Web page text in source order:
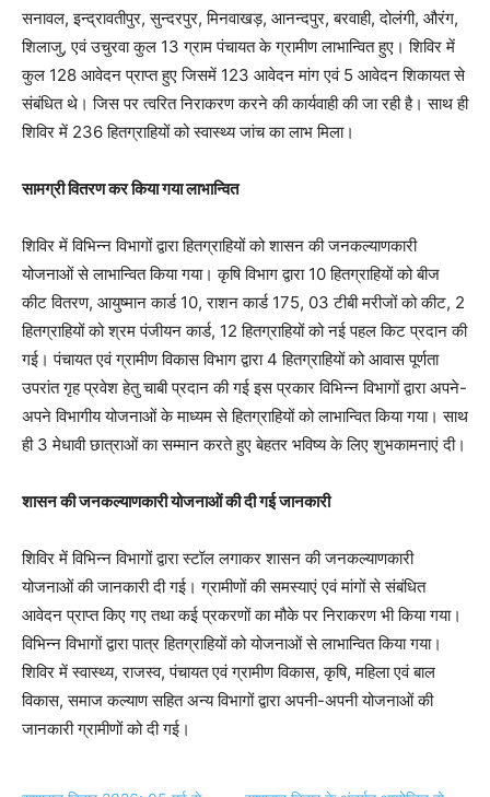
सनावल, इन्द्रावतीपुर, सुन्दरपुर, मिनवाखड़, आनन्दपुर, बरवाही, दोलंगी, औरंग,
शिलाजु, एवं उचुरवा कुल 13 ग्राम पंचायत के ग्रामीण लाभान्वित हुए। शिविर में
कुल 128 आवेदन प्राप्त हुए जिसमें 123 आवेदन मांग एवं 5 आवेदन शिकायत से
संबंधित थे। जिस पर त्वरित निराकरण करने की कार्यवाही की जा रही है। साथ ही
शिविर में 236 हितग्राहियों को स्वास्थ्य जांच का लाभ मिला।
सामग्री वितरण कर किया गया लाभान्वित
शिविर में विभिन्न विभागों द्वारा हितग्राहियों को शासन की जनकल्याणकारी
योजनाओं से लाभान्वित किया गया। कृषि विभाग द्वारा 10 हितग्राहियों को बीज
कीट वितरण, आयुष्मान कार्ड 10, राशन कार्ड 175, 03 टीबी मरीजों को कीट, 2
हितग्राहियों को श्रम पंजीयन कार्ड, 12 हितग्राहियों को नई पहल किट प्रदान की
गई। पंचायत एवं ग्रामीण विकास विभाग द्वारा 4 हितग्राहियों को आवास पूर्णता
उपरांत गृह प्रवेश हेतु चाबी प्रदान की गई इस प्रकार विभिन्न विभागों द्वारा अपने-
अपने विभागीय योजनाओं के माध्यम से हितग्राहियों को लाभान्वित किया गया। साथ
ही 3 मेधावी छात्राओं का सम्मान करते हुए बेहतर भविष्य के लिए शुभकामनाएं दी।
शासन की जनकल्याणकारी योजनाओं की दी गई जानकारी
शिविर में विभिन्न विभागों द्वारा स्टॉल लगाकर शासन की जनकल्याणकारी
योजनाओं की जानकारी दी गई। ग्रामीणों की समस्याएं एवं मांगों से संबंधित
आवेदन प्राप्त किए गए तथा कई प्रकरणों का मौके पर निराकरण भी किया गया।
विभिन्न विभागों द्वारा पात्र हितग्राहियों को योजनाओं से लाभान्वित किया गया।
शिविर में स्वास्थ्य, राजस्व, पंचायत एवं ग्रामीण विकास, कृषि, महिला एवं बाल
विकास, समाज कल्याण सहित अन्य विभागों द्वारा अपनी-अपनी योजनाओं की
जानकारी ग्रामीणों को दी गई।